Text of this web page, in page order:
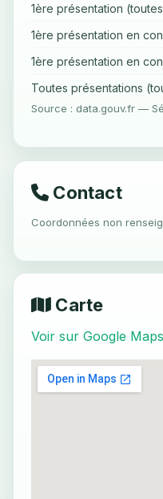
1ère présentation
1ère présentation en
1ère présentation en
Toutes présentations
Source : data.gouv.fr —
Contact
Coordonnées non
Carte
Voir sur Google Maps